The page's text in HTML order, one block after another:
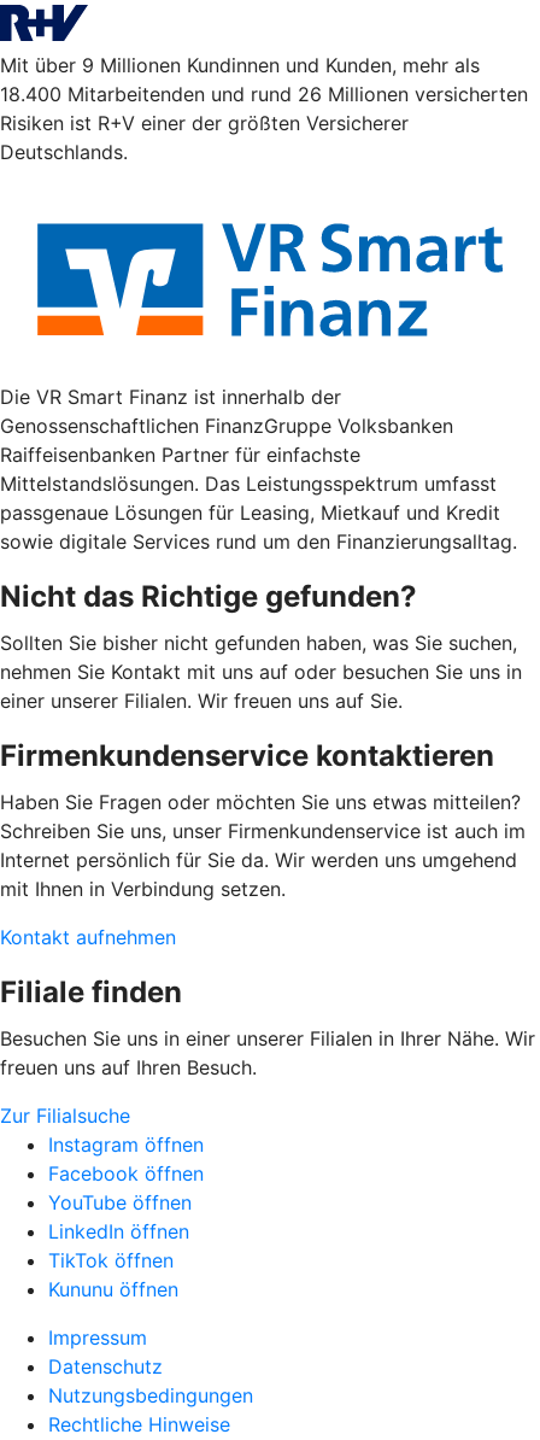
Mit über 9 Millionen Kundinnen und Kunden, mehr als
18.400 Mitarbeitenden und rund 26 Millionen versicherten
Risiken ist R+V einer der größten Versicherer
Deutschlands.
Die VR Smart Finanz ist innerhalb der
Genossenschaftlichen FinanzGruppe Volksbanken
Raiffeisenbanken Partner für einfachste
Mittelstandslösungen. Das Leistungsspektrum umfasst
passgenaue Lösungen für Leasing, Mietkauf und Kredit
sowie digitale Services rund um den Finanzierungsalltag.
Nicht das Richtige gefunden?
Sollten Sie bisher nicht gefunden haben, was Sie suchen,
nehmen Sie Kontakt mit uns auf oder besuchen Sie uns in
einer unserer Filialen. Wir freuen uns auf Sie.
Firmenkundenservice kontaktieren
Haben Sie Fragen oder möchten Sie uns etwas mitteilen?
Schreiben Sie uns, unser Firmenkundenservice ist auch im
Internet persönlich für Sie da. Wir werden uns umgehend
mit Ihnen in Verbindung setzen.
Kontakt aufnehmen
Filiale finden
Besuchen Sie uns in einer unserer Filialen in Ihrer Nähe. Wir
freuen uns auf Ihren Besuch.
Zur Filialsuche
Instagram öffnen
Facebook öffnen
YouTube öffnen
LinkedIn öffnen
TikTok öffnen
Kununu öffnen
Impressum
Datenschutz
Nutzungsbedingungen
Rechtliche Hinweise